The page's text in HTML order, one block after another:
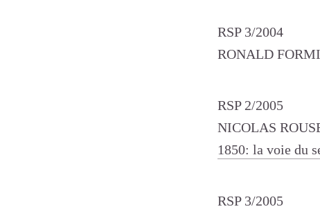
RSP 3/2004
RONALD
RSP 2/2005
NICOLAS
1850: la voie du
RSP 3/2005